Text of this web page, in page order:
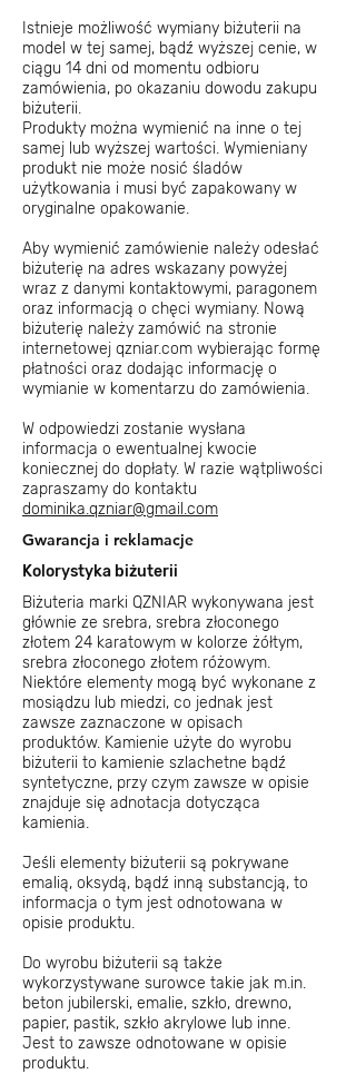
Istnieje możliwość wymiany biżuterii na
model w tej samej, bądź wyższej cenie, w
ciągu 14 dni od momentu odbioru
zamówienia, po okazaniu dowodu zakupu
biżuterii.
Produkty można wymienić na inne o tej
samej lub wyższej wartości. Wymieniany
produkt nie może nosić śladów
użytkowania i musi być zapakowany w
oryginalne opakowanie.
Aby wymienić zamówienie należy odesłać
biżuterię na adres wskazany powyżej
wraz z danymi kontaktowymi, paragonem
oraz informacją o chęci wymiany. Nową
biżuterię należy zamówić na stronie
internetowej qzniar.com wybierając formę
płatności oraz dodając informację o
wymianie w komentarzu do zamówienia.
W odpowiedzi zostanie wysłana
informacja o ewentualnej kwocie
koniecznej do dopłaty. W razie wątpliwości
zapraszamy do kontaktu
dominika.qzniar@gmail.com
Gwarancja i reklamacje
Kolorystyka biżuterii
Biżuteria marki QZNIAR wykonywana jest
głównie ze srebra, srebra złoconego
złotem 24 karatowym w kolorze żółtym,
srebra złoconego złotem różowym.
Niektóre elementy mogą być wykonane z
mosiądzu lub miedzi, co jednak jest
zawsze zaznaczone w opisach
produktów. Kamienie użyte do wyrobu
biżuterii to kamienie szlachetne bądź
syntetyczne, przy czym zawsze w opisie
znajduje się adnotacja dotycząca
kamienia.
Jeśli elementy biżuterii są pokrywane
emalią, oksydą, bądź inną substancją, to
informacja o tym jest odnotowana w
opisie produktu.
Do wyrobu biżuterii są także
wykorzystywane surowce takie jak m.in.
beton jubilerski, emalie, szkło, drewno,
papier, pastik, szkło akrylowe lub inne.
Jest to zawsze odnotowane w opisie
produktu.